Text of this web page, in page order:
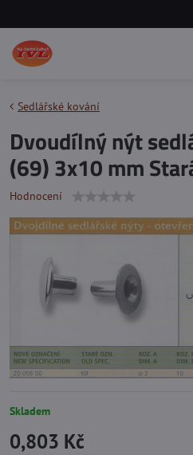
Sedlářské kování
Dvoudílný nýt
(69) 3x10 mm
Hodnocení
Skladem
0,803 Kč